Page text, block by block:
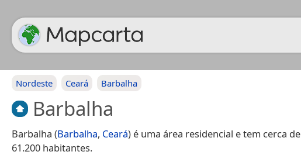
Nordeste Ceará Barbalha
Barbalha
Barbalha (Barbalha, Ceará) é uma área residencial e tem cerca de
61.200 habitantes.